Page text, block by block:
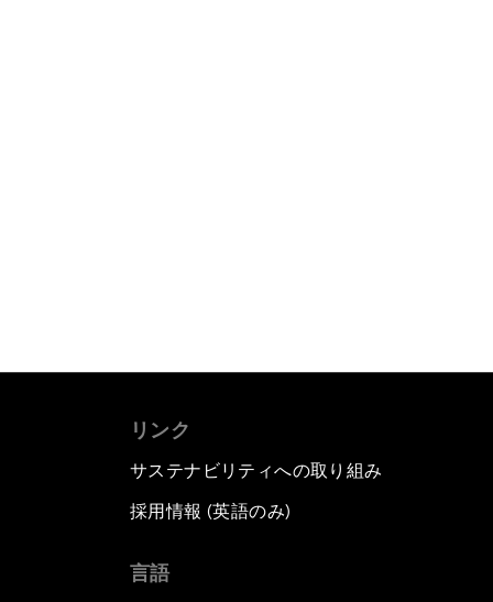
リンク
サステナビリティへの取り組み
採用情報 (英語のみ)
言語